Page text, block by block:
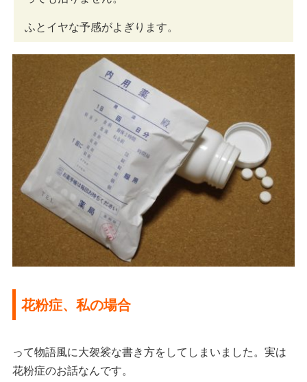
ふとイヤな予感がよぎります。
花粉症、私の場合
って物語風に大袈裟な書き方をしてしまいました。実は
花粉症のお話なんです。